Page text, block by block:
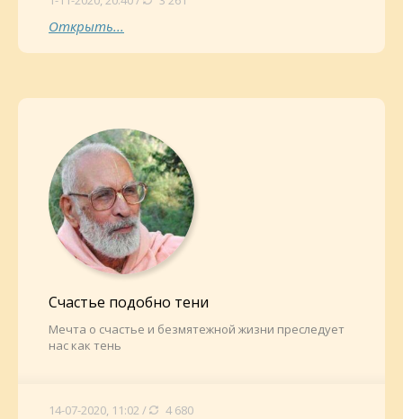
Открыть...
Счастье подобно тени
Мечта о счастье и безмятежной жизни преследует
нас как тень
14-07-2020, 11:02 / 4 680